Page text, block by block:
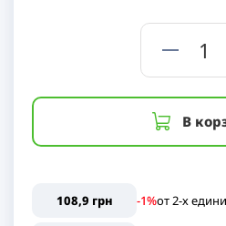
В
108,9 грн -1%от2-х